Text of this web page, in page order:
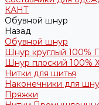
КАНТ
Обувной шнур
Назад
Обувной шнур
Шнур круглый 100%
Шнур плоский 100%
Нитки для шитья
Наконечники для
Пряжки